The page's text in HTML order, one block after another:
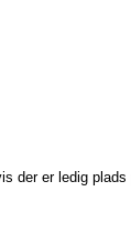
der er ledig plads